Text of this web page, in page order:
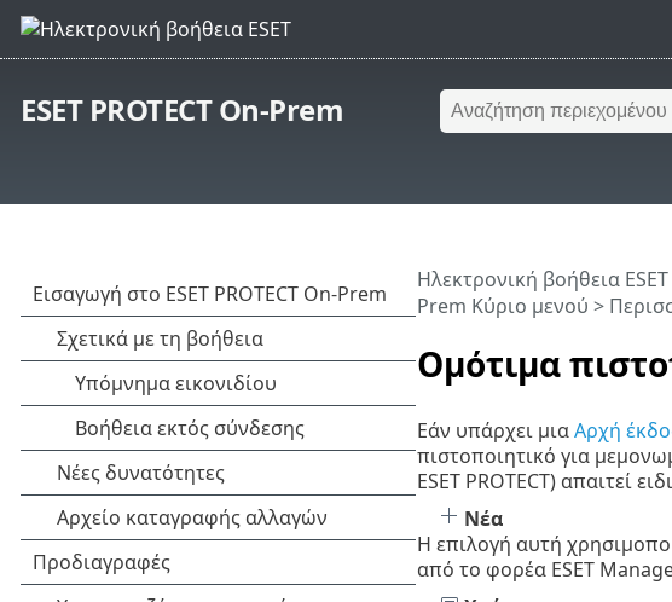
ESET PROTECT On-Prem
Ομότιμα
Ηλεκτρονική βοήθεια ESET
Prem Κύριο μενού >
Εάν υπάρχει μιαΑρχή
πιστοποιητικό για
ESET PROTECT) απαιτεί
Νέα
Η επιλογή αυτή
από το φορέα ESET